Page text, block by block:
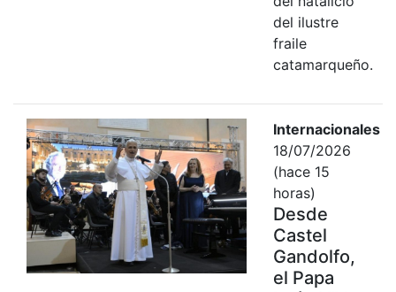
del ilustre
fraile
catamarqueño.
Internacionales
18/07/2026
(hace 15
horas)
Desde
Castel
Gandolfo,
el Papa